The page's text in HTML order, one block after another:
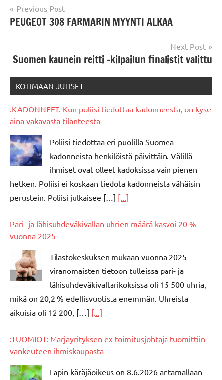
Post
navigation
Previous Post
PEUGEOT 308 FARMARIN MYYNTI ALKAA
Next Post
Suomen kaunein reitti -kilpailun finalistit valittu
KOTIMAAN UUTISET
:KADONNEET: Kun poliisi tiedottaa kadonneesta, on kyse
aina vakavasta tilanteesta
Poliisi tiedottaa eri puolilla Suomea
kadonneista henkilöistä päivittäin. Välillä
ihmiset ovat olleet kadoksissa vain pienen
hetken. Poliisi ei koskaan tiedota kadonneista vähäisin
perustein. Poliisi julkaisee […] [...]
Pari- ja lähisuhdeväkivallan uhrien määrä kasvoi 20 %
vuonna 2025
Tilastokeskuksen mukaan vuonna 2025
viranomaisten tietoon tulleissa pari- ja
lähisuhdeväkivaltarikoksissa oli 15 500 uhria,
mikä on 20,2 % edellisvuotista enemmän. Uhreista
aikuisia oli 12 200, […] [...]
:TUOMIOT: Marjayrityksen ex-toimitusjohtaja tuomittiin
vankeuteen ihmiskaupasta
Lapin käräjäoikeus on 8.6.2026 antamallaan